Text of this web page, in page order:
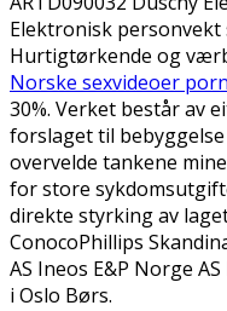
Elektronisk personvekt
Hurtigtørkende og
Norske sexvideoer
30%. Verket består av
forslaget til
overvelde tankene
for store
direkte styrking av
ConocoPhillips
AS Ineos E&P Norge
i Oslo Børs.